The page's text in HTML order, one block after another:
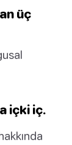
üç
içki iç.